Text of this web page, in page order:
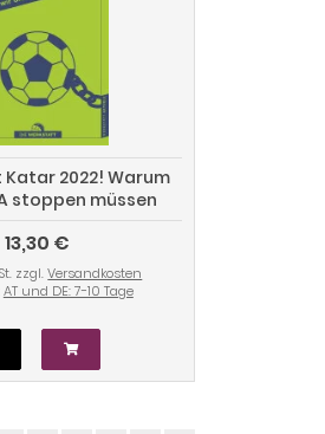
2022! Warum
stoppen müssen
13,30 €
zzgl.Versandkosten
AT und DE: 7-10 Tage